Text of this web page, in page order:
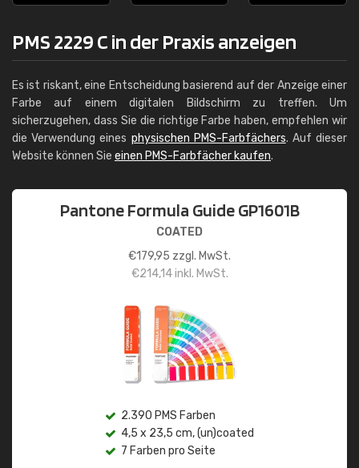
PMS 2229 C in der Praxis anzeigen
Es ist riskant, eine Entscheidung basierend auf der Anzeige einer
Farbe auf einem digitalen Bildschirm zu treffen. Um
sicherzugehen, dass Sie die richtige Farbe haben, empfehlen wir
die Verwendung eines physischen PMS-Farbfächers. Auf dieser
Website können Sie einen PMS-Farbfächer kaufen.
Pantone Formula Guide GP1601B
COATED
€179,95 zzgl. MwSt.
€214,14inkl. MwSt.
2.390 PMS Farben
4,5 x 23,5 cm, (un)coated
7 Farben pro Seite